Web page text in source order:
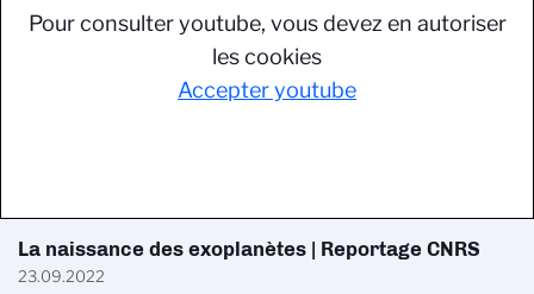
Pour consulter youtube, vous devez en autoriser
les cookies
Accepter youtube
La naissance des exoplanètes | Reportage CNRS
23.09.2022